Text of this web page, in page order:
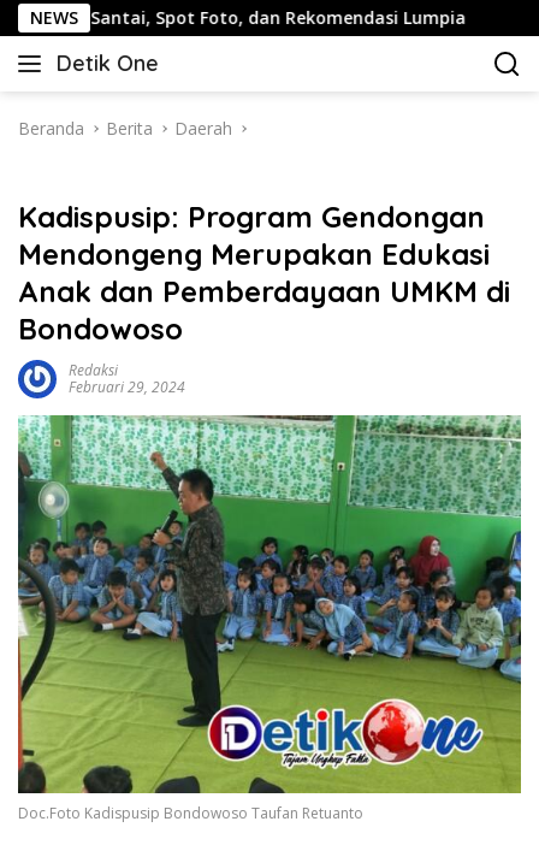
Langsung
ke
konten
NEWS
Spot Foto, dan Rekomendasi Lumpia Panduan
Detik One
Tajam
Fakta
Beranda Berita Daerah
Kadispusip: Program Gendongan
Mendongeng Merupakan Edukasi
Anak dan Pemberdayaan UMKM di
Bondowoso
Redaksi
Februari 29, 2024
Doc.Foto Kadispusip Bondowoso Taufan Retuanto